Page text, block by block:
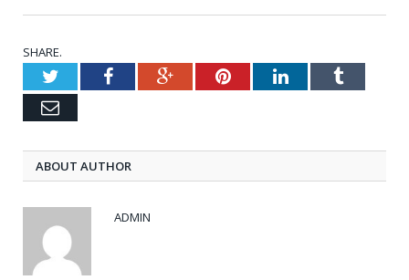
SHARE.
TwitterFacebookGoogle+PinterestLinkedInTumblr
Email
ABOUT AUTHOR
ADMIN